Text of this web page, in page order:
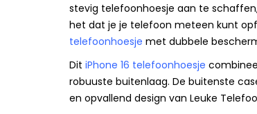
stevig telefoonhoesje aan te
het dat je je telefoon meteen kunt
telefoonhoesje met dubbele
Dit iPhone 16 telefoonhoesje
robuuste buitenlaag. De buitenste
en opvallend design van Leuke